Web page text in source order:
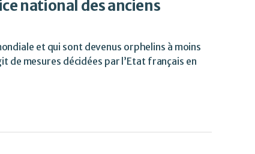
national des anciens
et qui sont devenus orphelins à moins
de mesures décidées par l’Etat français en